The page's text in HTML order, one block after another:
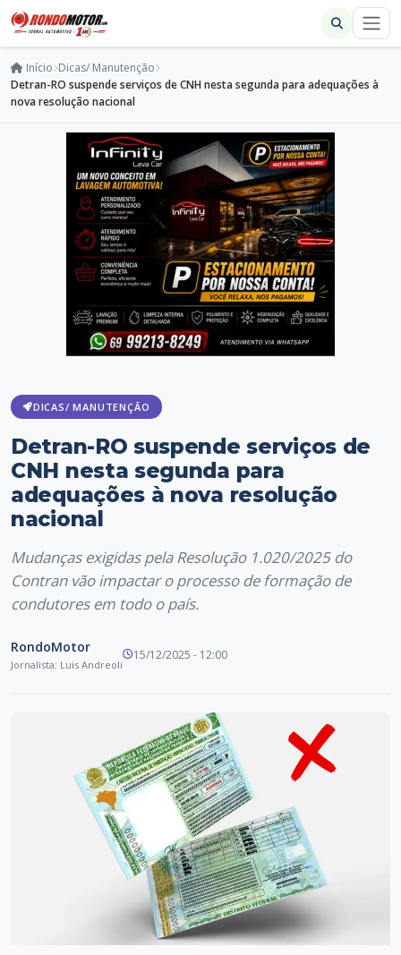
Início Dicas/ Manutenção
Detran-RO suspende serviços de CNH nesta segunda para adequações à
nova resolução nacional
DICAS/ MANUTENÇÃO
Detran-RO suspende serviços de
CNH nesta segunda para
adequações à nova resolução
nacional
Mudanças exigidas pela Resolução 1.020/2025 do
Contran vão impactar o processo de formação de
condutores em todo o país.
RondoMotor
Jornalista: Luis Andreoli
15/12/2025 - 12:00